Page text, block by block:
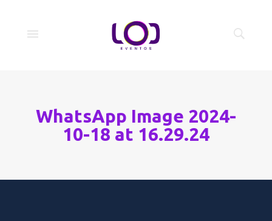
WhatsApp Image 2024-
10-18 at 16.29.24